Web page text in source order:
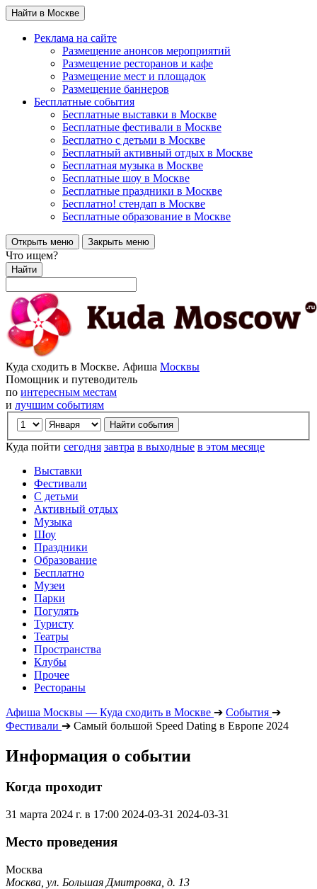
Найти в Москве
Реклама на сайте
Размещение анонсов мероприятий
Размещение ресторанов и кафе
Размещение мест и площадок
Размещение баннеров
Бесплатные события
Бесплатные выставки в Москве
Бесплатные фестивали в Москве
Бесплатно с детьми в Москве
Бесплатный активный отдых в Москве
Бесплатная музыка в Москве
Бесплатные шоу в Москве
Бесплатные праздники в Москве
Бесплатно! стендап в Москве
Бесплатные образование в Москве
Открыть меню Закрыть меню
Что ищем?
Найти
Куда сходить в Москве. Афиша Москвы
Помощник и путеводитель
по интересным местам
и лучшим событиям
Куда пойти сегодня завтра в выходные в этом месяце
Выставки
Фестивали
С детьми
Активный отдых
Музыка
Шоу
Праздники
Образование
Бесплатно
Музеи
Парки
Погулять
Туристу
Театры
Пространства
Клубы
Прочее
Рестораны
Афиша Москвы — Куда сходить в Москве ➔ События ➔
Фестивали ➔ Самый большой Speed Dating в Европе 2024
Информация о событии
Когда проходит
31 марта 2024 г. в 17:00 2024-03-31 2024-03-31
Место проведения
Москва
Москва, ул. Большая Дмитровка, д. 13